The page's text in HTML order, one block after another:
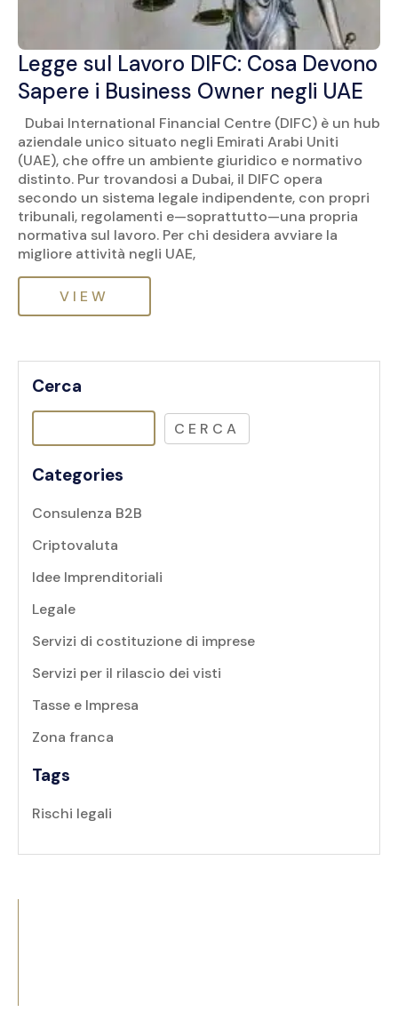
Legge sul Lavoro DIFC: Cosa Devono
Sapere i Business Owner negli UAE
Dubai International Financial Centre (DIFC) è un hub
aziendale unico situato negli Emirati Arabi Uniti
(UAE), che offre un ambiente giuridico e normativo
distinto. Pur trovandosi a Dubai, il DIFC opera
secondo un sistema legale indipendente, con propri
tribunali, regolamenti e—soprattutto—una propria
normativa sul lavoro. Per chi desidera avviare la
migliore attività negli UAE,
VIEW
Cerca
CERCA
Categories
Consulenza B2B
Criptovaluta
Idee Imprenditoriali
Legale
Servizi di costituzione di imprese
Servizi per il rilascio dei visti
Tasse e Impresa
Zona franca
Tags
Rischi legali